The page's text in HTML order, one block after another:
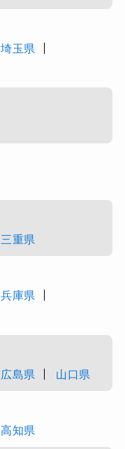
埼玉県
三重県
兵庫県
広島県 山口県
高知県